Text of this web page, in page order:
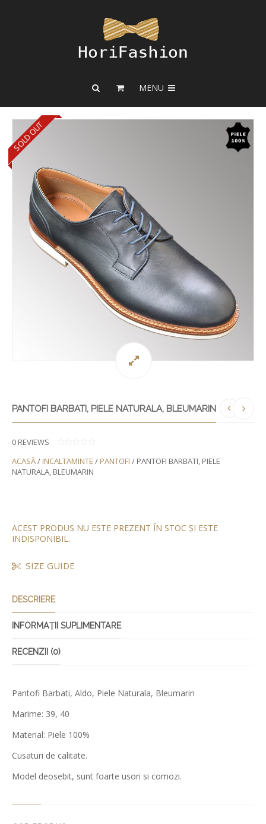
MENU
SOLD OUT
PANTOFI BARBATI, PIELE NATURALA, BLEUMARIN
0 REVIEWS
D
I
N
ACASĂ/INCALTAMINTE /PANTOFI / PANTOFI BARBATI, PIELE
NATURALA, BLEUMARIN
ACEST PRODUS NU ESTE PREZENT ÎN STOC ȘI ESTE
INDISPONIBIL.
SIZE GUIDE
DESCRIERE
INFORMAȚII SUPLIMENTARE
RECENZII (0)
Pantofi Barbati, Aldo, Piele Naturala, Bleumarin
Marime: 39, 40
Material: Piele 100%
Cusaturi de calitate.
Model deosebit, sunt foarte usori si comozi.